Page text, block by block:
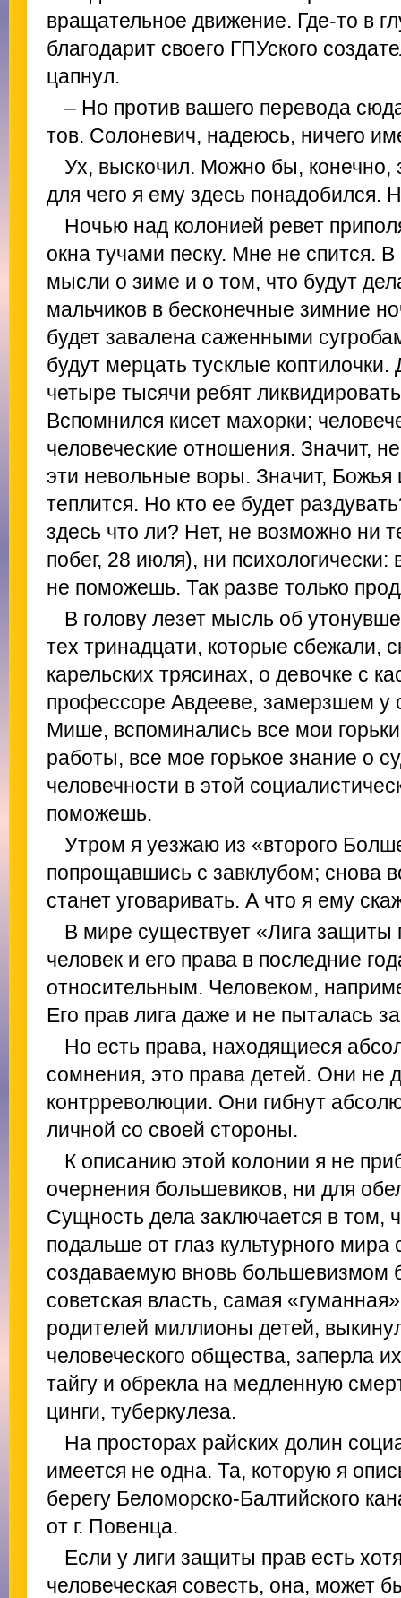
вращательное движение. Где-то в
благодарит своего ГПУского
цапнул.
– Но против вашего перевода
тов. Солоневич, надеюсь, ничего
Ух, выскочил. Можно бы, конечно,
для чего я ему здесь понадобился.
Ночью над колонией ревет
окна тучами песку. Мне не спится.
мысли о зиме и о том, что будут
мальчиков в бесконечные зимние
будет завалена саженными
будут мерцать тусклые
четыре тысячи ребят
Вспомнился кисет махорки;
человеческие отношения. Значит,
эти невольные воры. Значит, Божья
теплится. Но кто ее будет
здесь что ли? Нет, не возможно ни
побег, 28 июля), ни
не поможешь. Так разве только
В голову лезет мысль об
тех тринадцати, которые сбежали,
карельских трясинах, о девочке с
профессоре Авдееве, замерзшем у
Мише, вспоминались все мои
работы, все мое горькое знание о
человечности в этой
поможешь.
Утром я уезжаю из «второго
попрощавшись с завклубом; снова
станет уговаривать. А что я ему
В мире существует «Лига защиты
человек и его права в последние
относительным. Человеком,
Его прав лига даже и не пыталась
Но есть права, находящиеся
сомнения, это права детей. Они не
контрреволюции. Они гибнут
личной со своей стороны.
К описанию этой колонии я не
очернения большевиков, ни для
Сущность дела заключается в том,
подальше от глаз культурного
создаваемую вновь большевизмом
советская власть, самая
родителей миллионы детей,
человеческого общества, заперла
тайгу и обрекла на медленную
цинги, туберкулеза.
На просторах райских долин
имеется не одна. Та, которую я
берегу Беломорско-Балтийского
от г. Повенца.
Если у лиги защиты прав есть
человеческая совесть, она, может